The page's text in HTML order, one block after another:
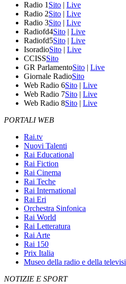
Radio 1 Sito | Live
Radio 2Sito | Live
Radio 3Sito | Live
Radiofd4Sito | Live
Radiofd5Sito | Live
IsoradioSito | Live
CCISSSito
GR ParlamentoSito | Live
Giornale RadioSito
Web Radio 6Sito | Live
Web Radio 7Sito | Live
Web Radio 8Sito | Live
PORTALI WEB
Rai.tv
Nuovi Talenti
Rai Educational
Rai Fiction
Rai Cinema
Rai Teche
Rai International
Rai Eri
Orchestra Sinfonica
Rai World
Rai Letteratura
Rai Arte
Rai 150
Prix Italia
Museo della radio e della
NOTIZIE E SPORT